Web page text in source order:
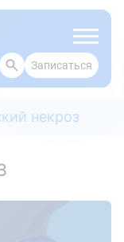
Записаться
некроз